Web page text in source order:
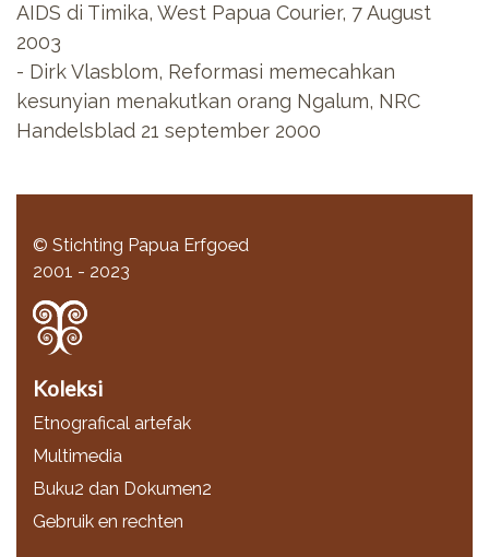
AIDS di Timika, West Papua Courier, 7 August
2003
- Dirk Vlasblom, Reformasi memecahkan
kesunyian menakutkan orang Ngalum, NRC
Handelsblad 21 september 2000
© Stichting Papua Erfgoed
2001 - 2023
Koleksi
Etnografical artefak
Multimedia
Buku2 dan Dokumen2
Gebruik en rechten